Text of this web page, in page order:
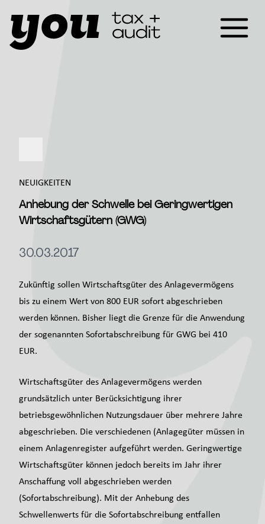
NEUIGKEITEN
Anhebung der Schwelle bei Geringwertigen
Wirtschaftsgütern (GWG)
30.03.2017
Zukünftig sollen Wirtschaftsgüter des Anlagevermögens
bis zu einem Wert von 800 EUR sofort abgeschrieben
werden können. Bisher liegt die Grenze für die Anwendung
der sogenannten Sofortabschreibung für GWG bei 410
EUR.
Wirtschaftsgüter des Anlagevermögens werden
grundsätzlich unter Berücksichtigung ihrer
betriebsgewöhnlichen Nutzungsdauer über mehrere Jahre
abgeschrieben. Die verschiedenen (Anlagegüter müssen in
einem Anlagenregister aufgeführt werden. Geringwertige
Wirtschaftsgüter können jedoch bereits im Jahr ihrer
Anschaffung voll abgeschrieben werden
(Sofortabschreibung). Mit der Anhebung des
Schwellenwerts für die Sofortabschreibung entfallen